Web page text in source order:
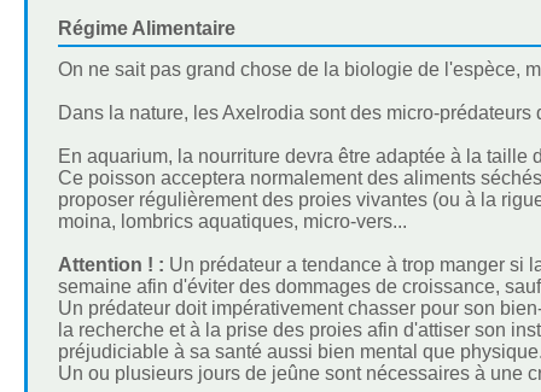
Régime Alimentaire
On ne sait pas grand chose de la biologie de l'espèce,
Dans la nature, les Axelrodia sont des micro-
En aquarium, la nourriture devra être adaptée à la taille
Ce poisson acceptera normalement des aliments
proposer régulièrement des proies vivantes (ou à la
moina, lombrics aquatiques, micro-vers...
Attention ! : Un prédateur a tendance à trop manger si
semaine afin d'éviter des dommages de croissance,
Un prédateur doit impérativement chasser pour son
la recherche et à la prise des proies afin d'attiser son
préjudiciable à sa santé aussi bien mental que
Un ou plusieurs jours de jeûne sont nécessaires à une